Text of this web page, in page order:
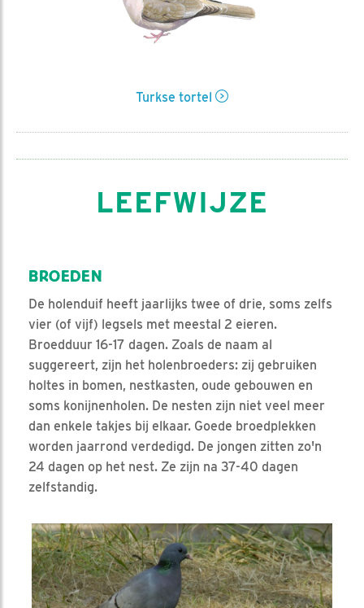
Turkse tortel
LEEFWIJZE
BROEDEN
De holenduif heeft jaarlijks twee of drie, soms zelfs
vier (of vijf) legsels met meestal 2 eieren.
Broedduur 16-17 dagen. Zoals de naam al
suggereert, zijn het holenbroeders: zij gebruiken
holtes in bomen, nestkasten, oude gebouwen en
soms konijnenholen. De nesten zijn niet veel meer
dan enkele takjes bij elkaar. Goede broedplekken
worden jaarrond verdedigd. De jongen zitten zo'n
24 dagen op het nest. Ze zijn na 37-40 dagen
zelfstandig.
Video in nieuw venster openen